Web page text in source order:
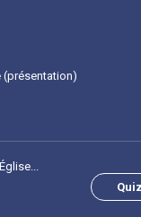
(présentation)